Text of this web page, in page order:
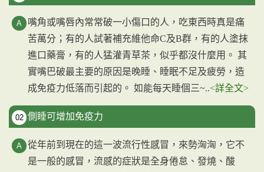
嘴角或嘴唇內常常破一小傷口的人，吃東西時真是痛
苦萬分；有的人試著補充維他命C及B群，有的人塗抹
進口藥膏，有的人猛灌青草茶，似乎都沒什麼用。 其
實嘴巴破最主要的原因是晚睡、睡眠不足及疲勞，造
成免疫力低落而引起的。 如能每天睡個三~..<詳全文>
02 側睡可增加免疫力
從年前到現在的這一波流行性感冒，來勢洶洶，它不
是一般的感冒，流感的症狀是全身倦怠、發燒、酸